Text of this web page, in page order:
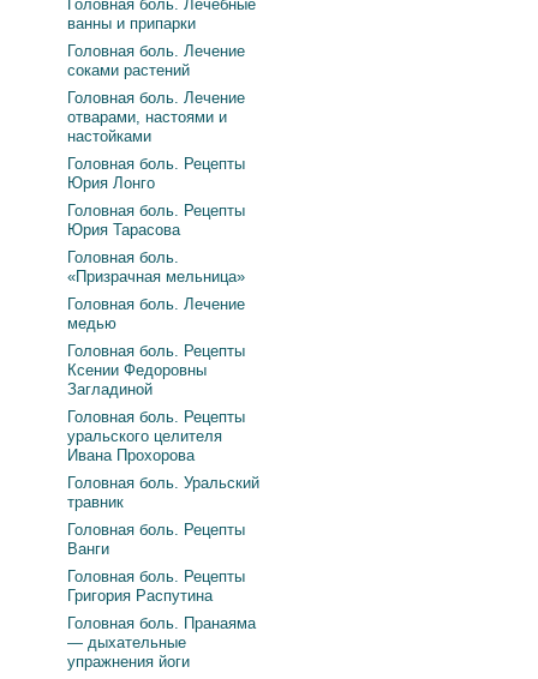
Головная боль. Лечебные
ванны и припарки
Головная боль. Лечение
соками растений
Головная боль. Лечение
отварами, настоями и
настойками
Головная боль. Рецепты
Юрия Лонго
Головная боль. Рецепты
Юрия Тарасова
Головная боль.
«Призрачная мельница»
Головная боль. Лечение
медью
Головная боль. Рецепты
Ксении Федоровны
Загладиной
Головная боль. Рецепты
уральского целителя
Ивана Прохорова
Головная боль. Уральский
травник
Головная боль. Рецепты
Ванги
Головная боль. Рецепты
Григория Распутина
Головная боль. Пранаяма
— дыхательные
упражнения йоги